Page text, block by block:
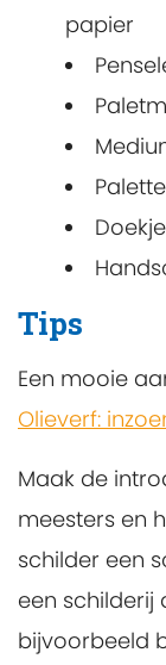
papier
Tips
Een mooie
Olieverf:
Maak de
meesters en
schilder een
een schilderij
bijvoorbeeld